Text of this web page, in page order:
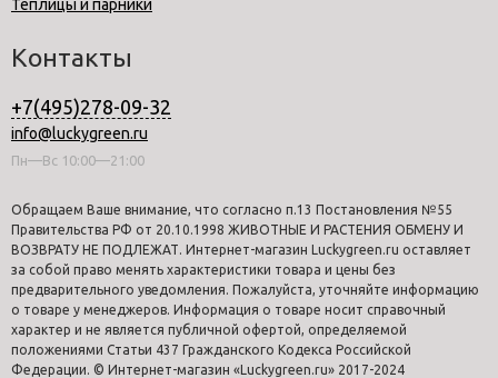
Теплицы и парники
Контакты
+7(495)278-09-32
info@luckygreen.ru
Пн—Вс 10:00—21:00
Обращаем Ваше внимание, что согласно п.13 Постановления №55
Правительства РФ от 20.10.1998 ЖИВОТНЫЕ И РАСТЕНИЯ ОБМЕНУ И
ВОЗВРАТУ НЕ ПОДЛЕЖАТ. Интернет-магазин Luckygreen.ru оставляет
за собой право менять характеристики товара и цены без
предварительного уведомления. Пожалуйста, уточняйте информацию
о товаре у менеджеров. Информация о товаре носит справочный
характер и не является публичной офертой, определяемой
положениями Статьи 437 Гражданского Кодекса Российской
Федерации. © Интернет-магазин «Luckygreen.ru» 2017-2024